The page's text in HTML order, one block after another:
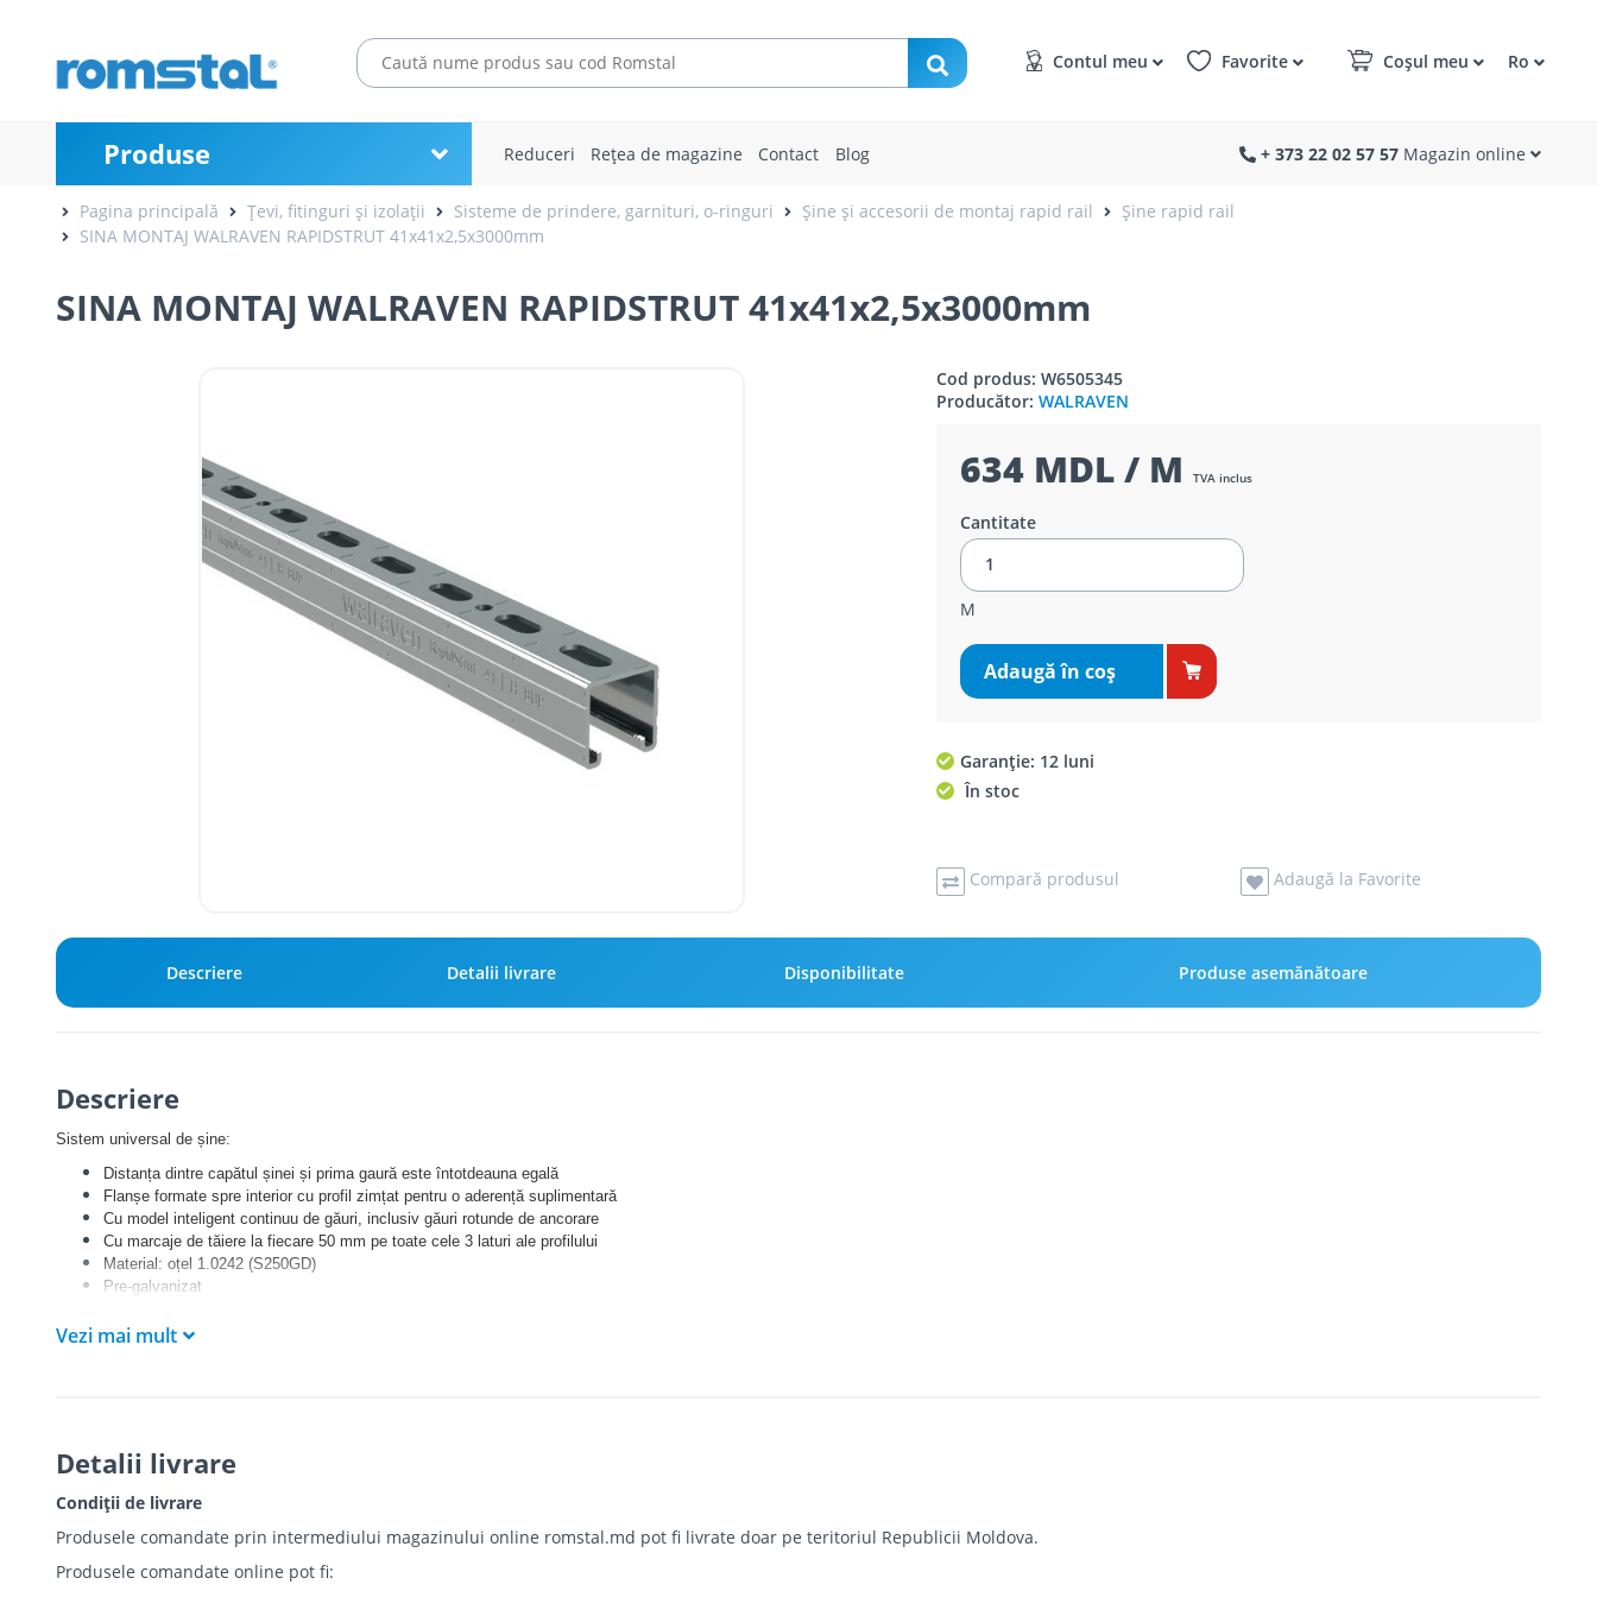
Contul meu Favorite Coșul meu Ro
Produse Reduceri Rețea de magazine Contact Blog + 373 22 02 57 57 Magazin online
Pagina principală Țevi, fitinguri și izolații Sisteme de prindere, garnituri, o-ringuri Șine și accesorii de montaj rapid rail
Șine rapid rail
SINA MONTAJ WALRAVEN RAPIDSTRUT 41x41x2,5x3000mm
SINA MONTAJ WALRAVEN RAPIDSTRUT 41x41x2,5x3000mm
Cod produs: W6505345
Producător: WALRAVEN
634 MDL / M TVA inclus
Cantitate
M
Adaugă în coş
Garanție: 12 luni
În stoc
Compară produsul Adaugă la Favorite
Descriere Detalii livrare Disponibilitate Produse asemănătoare
Descriere
Sistem universal de șine:
Distanța dintre capătul șinei și prima gaură este întotdeauna egală
Flanșe formate spre interior cu profil zimțat pentru o aderență suplimentară
Cu model inteligent continuu de găuri, inclusiv găuri rotunde de ancorare
Cu marcaje de tăiere la fiecare 50 mm pe toate cele 3 laturi ale profilului
Material: oțel 1.0242 (S250GD)
Pre-galvanizat
Sistemele de susținere a canalelor Walraven RapidStrut® (tip 21|L, 21|H, 41|L, 41|H) sunt conforme cu BS 6946:1988, specificația standard
Vezi mai mult
Detalii livrare
Condiții de livrare
Produsele comandate prin intermediului magazinului online romstal.md pot fi livrate doar pe teritoriul Republicii Moldova.
Produsele comandate online pot fi: